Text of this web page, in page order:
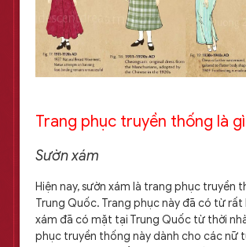
Trang phục truyền thống là
Sườn xám
Hiện nay, sườn xám là trang phục truyền
Trung Quốc. Trang phục này đã có từ rất
xám đã có mặt tại Trung Quốc từ thời
phục truyền thống này dành cho các nữ